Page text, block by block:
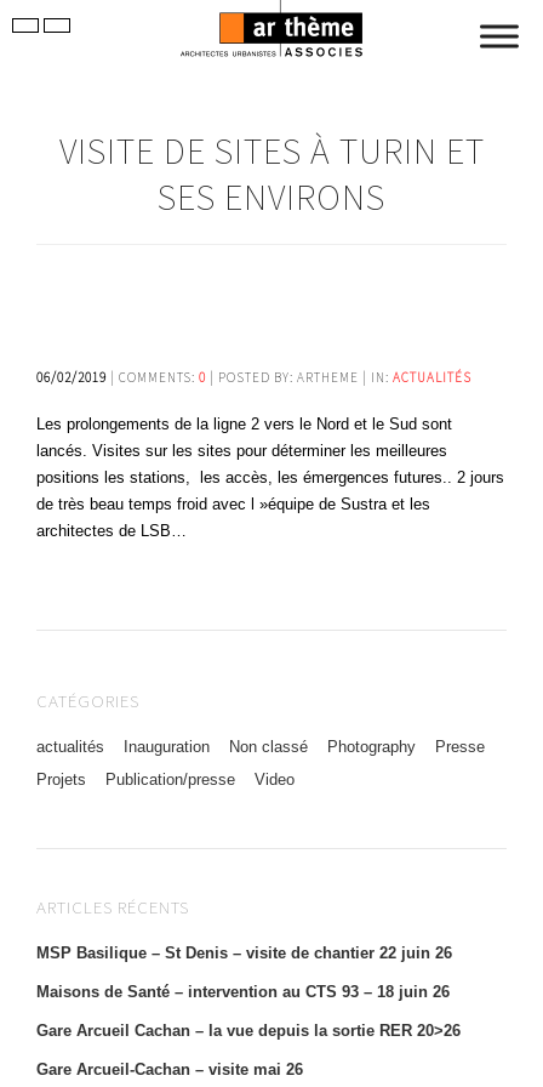
VISITE DE SITES À TURIN ET
SES ENVIRONS
06/02/2019 | COMMENTS: 0 | POSTED BY: ARTHEME | IN: ACTUALITÉS
Les prolongements de la ligne 2 vers le Nord et le Sud sont
lancés. Visites sur les sites pour déterminer les meilleures
positions les stations, les accès, les émergences futures.. 2 jours
de très beau temps froid avec l »équipe de Sustra et les
architectes de LSB…
CATÉGORIES
actualités Inauguration Non classé Photography
Presse
Projets
Publication/presse Video
ARTICLES RÉCENTS
MSP Basilique – St Denis – visite de chantier 22 juin 26
Maisons de Santé – intervention au CTS 93 – 18 juin 26
Gare Arcueil Cachan – la vue depuis la sortie RER 20>26
Gare Arcueil-Cachan – visite mai 26